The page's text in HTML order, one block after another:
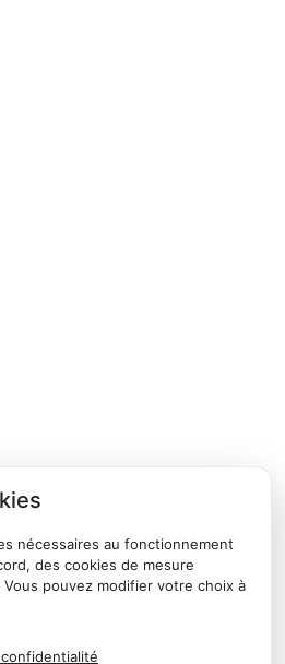
nécessaires au fonctionnement
des cookies de mesure
Vous pouvez modifier votre choix à